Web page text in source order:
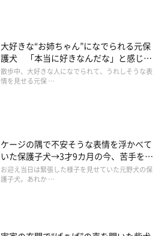
大好きな“お姉ちゃん”になでられる元保
護犬 「本当に好きなんだな」と感じる
表情にほっこり
散歩中、大好きな人になでられて、うれしそうな表
情を見せる元保 …
ケージの隅で不安そうな表情を浮かべて
いた保護子犬→3才9カ月の今、苦手を克
服し頼もしいコに成長！
お迎え当日は緊張した様子を見せていた元野犬の保
護子犬。あれか …